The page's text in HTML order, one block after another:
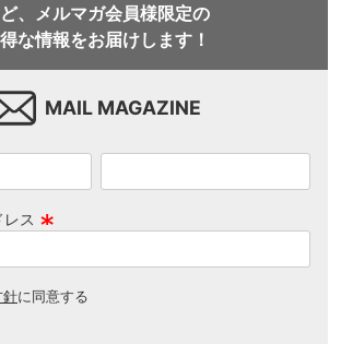
、メルマガ会員様限定の
な情報をお届けします！
MAIL MAGAZINE
ス
須
針に同意する